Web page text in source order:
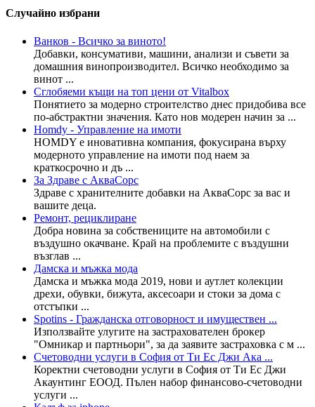
Случайно избрани
Ванков - Всичко за виното!
Добавки, консумативи, машини, анализи и съвети за
домашния винопроизводител. Всичко необходимо за
винот ...
Сглобяеми къщи на топ цени от Vitalbox
Понятието за модерно строителство днес придобива все
по-абстрактни значения. Като нов модерен начин за ...
Homdy - Управление на имоти
HOMDY е иновативна компания, фокусирана върху
модерното управление на имоти под наем за
краткосрочно и дъ ...
За Здраве с АкваСорс
Здраве с хранителните добавки на АкваСорс за вас и
вашите деца.
Ремонт, рециклиране
Добра новина за собствениците на автомобили с
въздушно окачване. Край на проблемите с въздушни
възглав ...
Дамска и мъжка мода
Дамска и мъжка мода 2019, нови и аутлет колекции
дрехи, обувки, бижута, аксесоари и стоки за дома с
отстъпки ...
Spotins - Гражданска отговорност и имуществен ...
Използвайте улугите на застрахователен брокер
"Омникар и партньори", за да заявите застраховка с м ...
Счетоводни услуги в София от Ти Ес Джи Ака ...
Коректни счетоводни услуги в София от Ти Ес Джи
Акаунтинг ЕООД. Пълен набор финансово-счетоводни
услуги ...